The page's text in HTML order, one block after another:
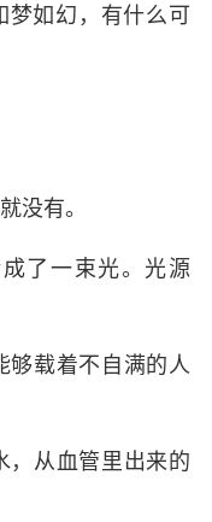
如幻，有什么可
没有。
了一束光。光源
载着不自满的人
从血管里出来的